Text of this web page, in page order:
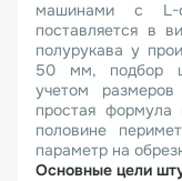
машинами с L-
поставляется в
полурукава у
50 мм, подбор
учетом
простая формула
половине
параметр на
Основные цели